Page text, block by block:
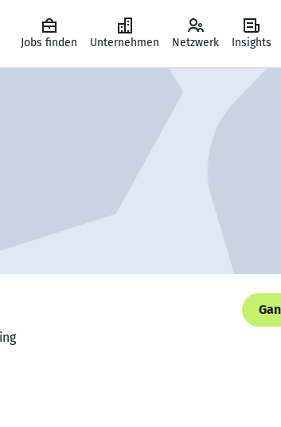
Jobs finden Unternehmen Netzwerk Insights